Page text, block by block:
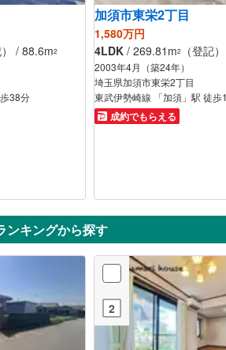
） / 88.6m2
38分
加須市東栄2丁目
1,580万円
4LDK / 269.81m2 （登記
2003年4月（築24年）
埼玉県加須市東栄2丁目
東武伊勢崎線 「加須」駅 徒歩
成約でもらえる
ンキングから探す
2